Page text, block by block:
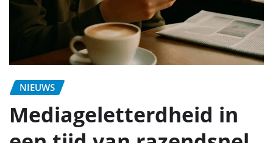
NIEUWS
Mediageletterdheid in